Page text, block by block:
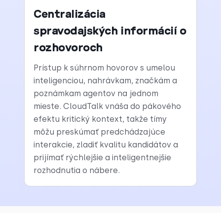
Centralizácia
spravodajských informácií o
rozhovoroch
Prístup k súhrnom hovorov s umelou
inteligenciou, nahrávkam, značkám a
poznámkam agentov na jednom
mieste. CloudTalk vnáša do pákového
efektu kritický kontext, takže tímy
môžu preskúmať predchádzajúce
interakcie, zladiť kvalitu kandidátov a
prijímať rýchlejšie a inteligentnejšie
rozhodnutia o nábere.